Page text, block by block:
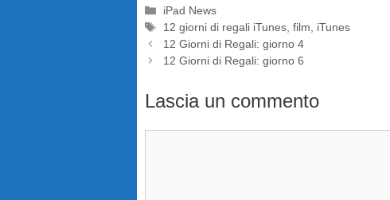
Categorie
iPad News
Tag
12 giorni di regali iTunes,film, iTunes
12 Giorni di Regali: giorno 4
12 Giorni di Regali: giorno 6
Lascia un commento